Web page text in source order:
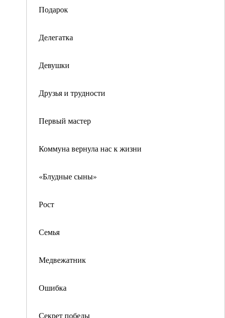
Подарок
Делегатка
Девушки
Друзья и трудности
Первый мастер
Коммуна вернула нас к жизни
«Блудные сыны»
Рост
Семья
Медвежатник
Ошибка
Секрет победы